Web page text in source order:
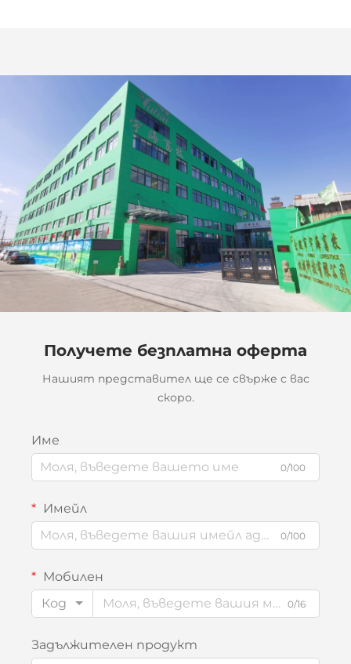
Получете безплатна оферта
Нашият представител ще се свърже с вас
скоро.
Име
0/100
Имейл
0/100
Мобилен
Код
0/16
Задължителен продукт